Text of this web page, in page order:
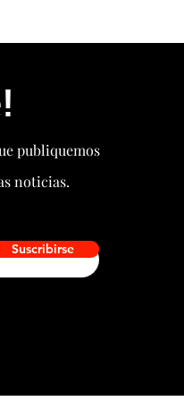
publiquemos
noticias.
Suscribirse